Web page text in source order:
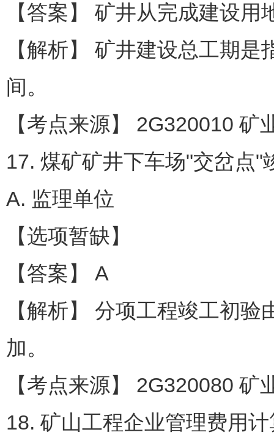
【答案】 矿井从完成建设
【解析】 矿井建设总工期
间。
【考点来源】 2G320010
17. 煤矿矿井下车场"交岔点"
A. 监理单位
【选项暂缺】
【答案】 A
【解析】 分项工程竣工初
加。
【考点来源】 2G320080
18. 矿山工程企业管理费用